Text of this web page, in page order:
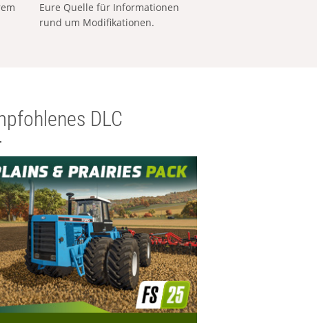
Eure Quelle für Informationen
rund um Modifikationen.
DLC